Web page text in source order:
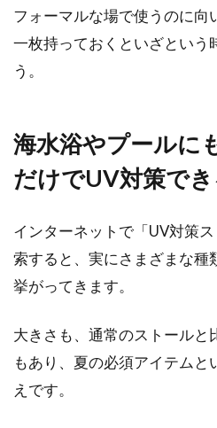
フォーマルな場で使うのに向
一枚持っておくといざという
う。
海水浴やプールに
だけでUV対策で
インターネットで「UV対策
索すると、実にさまざまな種
挙がってきます。
大きさも、通常のストールと
もあり、夏の必須アイテム
えです。